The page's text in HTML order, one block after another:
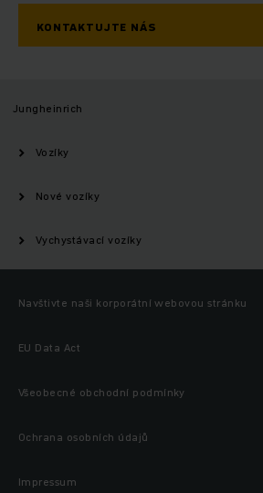
KONTAKTUJTE NÁS
Jungheinrich
Vozíky
Nové vozíky
Vychystávací vozíky
Navštivte naši korporátní webovou stránku
EU Data Act
Všeobecné obchodní podmínky
Ochrana osobních údajů
Impressum